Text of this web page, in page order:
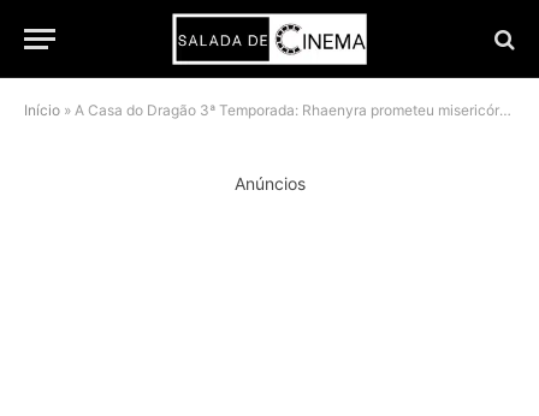
Início » A Casa do Dragão 3ª Temporada: Rhaenyra prometeu misericórdia a Alicent e não cumpriu
Anúncios